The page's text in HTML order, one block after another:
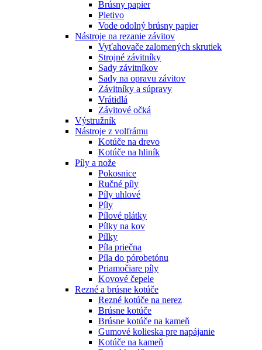
Brúsny papier
Pletivo
Vode odolný brúsny papier
Nástroje na rezanie závitov
Vyťahovače zalomených skrutiek
Strojné závitníky
Sady závitníkov
Sady na opravu závitov
Závitníky a súpravy
Vrátidlá
Závitové očká
Výstružník
Nástroje z volfrámu
Kotúče na drevo
Kotúče na hliník
Píly a nože
Pokosnice
Ručné píly
Píly uhlové
Píly
Pílové plátky
Pílky na kov
Pílky
Píla priečna
Píla do pórobetónu
Priamočiare píly
Kovové čepele
Rezné a brúsne kotúče
Rezné kotúče na nerez
Brúsne kotúče
Brúsne kotúče na kameň
Gumové kolieska pre napájanie
Kotúče na kameň